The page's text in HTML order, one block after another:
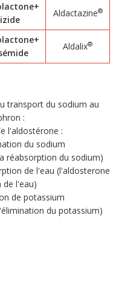
Aldactazine®
Aldalix®
transport du sodium au
:
l'aldostérone :
du sodium
réabsorption du sodium)
de l'eau (l'aldosterone
de l'eau)
de potassium
du potassium)